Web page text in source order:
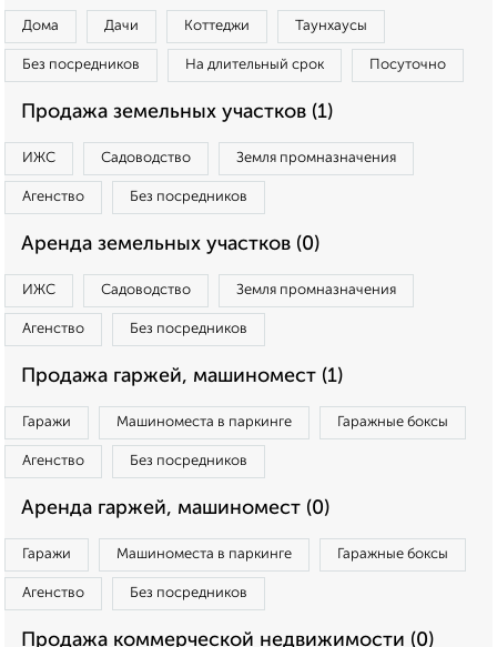
Дома Дачи Коттеджи Таунхаусы
Без посредников На длительный срок Посуточно
Продажа земельных участков (1)
ИЖС Садоводство Земля промназначения
Агенство Без посредников
Аренда земельных участков (0)
ИЖС Садоводство Земля промназначения
Агенство Без посредников
Продажа гаржей, машиномест (1)
Гаражи Машиноместа в паркинге Гаражные боксы
Агенство Без посредников
Аренда гаржей, машиномест (0)
Гаражи Машиноместа в паркинге Гаражные боксы
Агенство Без посредников
Продажа коммерческой недвижимости (0)